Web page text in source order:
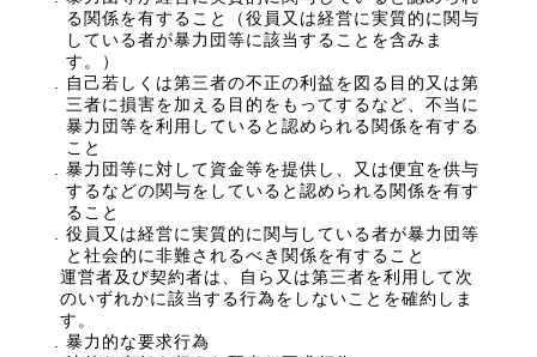
る関係を有すること（役員又は経営に実質的に関与
している者が暴力団等に該当することを含みま
す。）
自己若しくは第三者の不正の利益を図る目的又は第
三者に損害を加える目的をもってするなど、不当に
暴力団等を利用していると認められる関係を有する
こと
暴力団等に対して資金等を提供し、又は便宜を供与
するなどの関与をしていると認められる関係を有す
ること
役員又は経営に実質的に関与している者が暴力団等
と社会的に非難されるべき関係を有すること
運営者及び契約者は、自ら又は第三者を利用して次
のいずれかに該当する行為をしないことを確約しま
す。
暴力的な要求行為